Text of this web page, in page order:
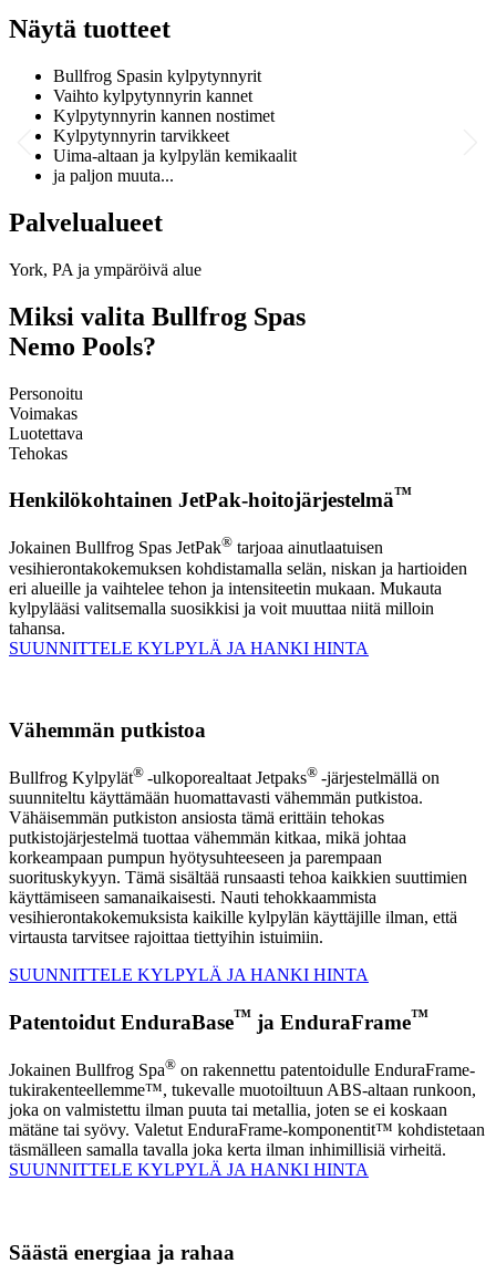
Näytä tuotteet
Bullfrog Spasin kylpytynnyrit
Vaihto kylpytynnyrin kannet
Kylpytynnyrin kannen nostimet
Kylpytynnyrin tarvikkeet
Uima-altaan ja kylpylän kemikaalit
ja paljon muuta...
Palvelualueet
York, PA ja ympäröivä alue
Miksi valita Bullfrog Spas
Nemo Pools?
Personoitu
Voimakas
Luotettava
Tehokas
Henkilökohtainen JetPak-hoitojärjestelmä™
Jokainen Bullfrog Spas JetPak® tarjoaa ainutlaatuisen
vesihierontakokemuksen kohdistamalla selän, niskan ja hartioiden
eri alueille ja vaihtelee tehon ja intensiteetin mukaan. Mukauta
kylpylääsi valitsemalla suosikkisi ja voit muuttaa niitä milloin
tahansa.
SUUNNITTELE KYLPYLÄ JA HANKI HINTA
Vähemmän putkistoa
Bullfrog Kylpylät® -ulkoporealtaat Jetpaks® -järjestelmällä on
suunniteltu käyttämään huomattavasti vähemmän putkistoa.
Vähäisemmän putkiston ansiosta tämä erittäin tehokas
putkistojärjestelmä tuottaa vähemmän kitkaa, mikä johtaa
korkeampaan pumpun hyötysuhteeseen ja parempaan
suorituskykyyn. Tämä sisältää runsaasti tehoa kaikkien suuttimien
käyttämiseen samanaikaisesti. Nauti tehokkaammista
vesihierontakokemuksista kaikille kylpylän käyttäjille ilman, että
virtausta tarvitsee rajoittaa tiettyihin istuimiin.
SUUNNITTELE KYLPYLÄ JA HANKI HINTA
Patentoidut EnduraBase™ ja EnduraFrame™
Jokainen Bullfrog Spa® on rakennettu patentoidulle EnduraFrame-
tukirakenteellemme™, tukevalle muotoiltuun ABS-altaan runkoon,
joka on valmistettu ilman puuta tai metallia, joten se ei koskaan
mätäne tai syövy. Valetut EnduraFrame-komponentit™ kohdistetaan
täsmälleen samalla tavalla joka kerta ilman inhimillisiä virheitä.
SUUNNITTELE KYLPYLÄ JA HANKI HINTA
Säästä energiaa ja rahaa